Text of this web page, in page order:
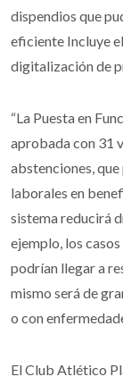
dispendios que
eficiente Incluye
digitalización de
“La Puesta en
aprobada con 31
abstenciones,
laborales en
sistema reducirá
ejemplo, los
podrían llegar a
mismo será de
o con
El Club Atlético